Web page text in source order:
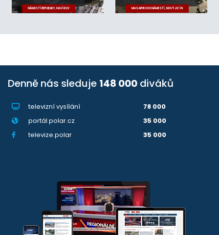
NÁMĚSTÍ REPUBLIKY, HAVÍŘOV MASARYKOVO NÁMĚSTÍ, NOVÝ JIČÍN
Denně nás sleduje 148 000 diváků
televizní vysílání
78 000
portál polar.cz
35 000
televize.polar
35 000